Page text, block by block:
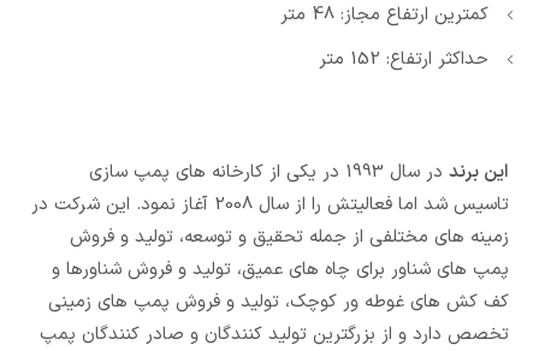
کمترین ارتفاع مجاز: 48 متر
حداکثر ارتفاع: 152 متر
این برند
در سال 1993 در یکی از کارخانه های پمپ سازی
تاسیس شد اما فعالیتش را از سال 2008 آغاز نمود. این شرکت در
زمینه های مختلفی از جمله تحقیق و توسعه، تولید و فروش
پمپ های شناور برای چاه های عمیق، تولید و فروش شناورها و
کف کش های غوطه ور کوچک، تولید و فروش پمپ های زمینی
تخصص دارد و از بزرگترین تولید کنندگان و صادر کنندگان پمپ